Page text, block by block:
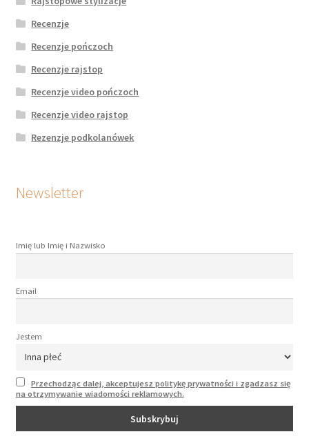
Recenzje
Recenzje pończoch
Recenzje rajstop
Recenzje video pończoch
Recenzje video rajstop
Rezenzje podkolanówek
Newsletter
Imię lub Imię i Nazwisko
Email
Jestem
Przechodząc dalej, akceptujesz politykę prywatności i zgadzasz się
na otrzymywanie wiadomości reklamowych.